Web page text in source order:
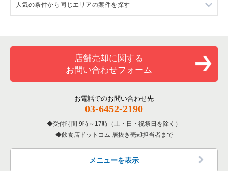
大阪府の中華の居抜き売却物件の案件一覧
大阪府の寿司の居抜き売却物件の案件一覧
大阪府の焼肉の居抜き売却物件の案件一覧
大阪府のアジア料理の居抜き売却物件の案件一覧
大阪府のカフェの居抜き売却物件の案件一覧
大阪府のテイクアウトの居抜き売却物件の案件一覧
浜寺公園駅の居酒屋・ダイニングバーの居抜き売却物件の案件
人気の条件から同じエリアの案件を探す
堺市西区の現賃料20万円以下の飲食店の居抜き売却物件の案件
浜寺公園駅の現賃料20万円以下の飲食店の居抜き売却物件の案
大阪府の現賃料20万円以下の居酒屋・ダイニングバーの居抜き
店舗売却に関する
お問い合わせフォーム
お電話でのお問い合わせ先
03-6452-2190
受付時間 9時～17時（土・日・祝祭日を除く）
飲食店ドットコム 居抜き売却担当者まで
メニューを表示